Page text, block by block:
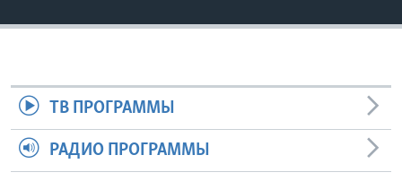
ТВ ПРОГРАММЫ
РАДИО ПРОГРАММЫ